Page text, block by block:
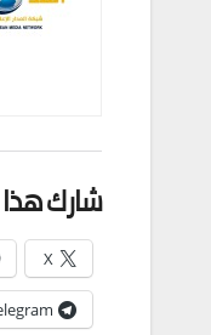
شارك
X